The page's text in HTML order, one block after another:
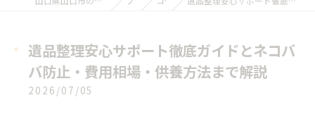
遺品整理安心サポート徹底ガイドとネコバ
バ防止・費用相場・供養方法まで解説
2026/07/05